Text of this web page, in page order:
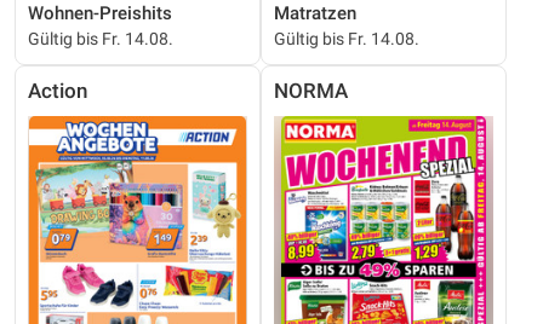
Wohnen-Preishits
Gültig bis Fr. 14.08.
Matratzen
Gültig bis Fr. 14.08.
Action NORMA